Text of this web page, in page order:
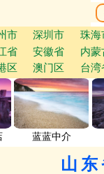
市 深圳市 珠海
省 安徽省 内蒙
区 澳门区 台湾
蓝蓝中介
山东